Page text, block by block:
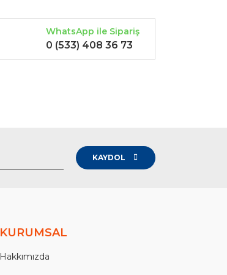
WhatsApp ile Sipariş
0 (533) 408 36 73
KAYDOL
KURUMSAL
Hakkımızda